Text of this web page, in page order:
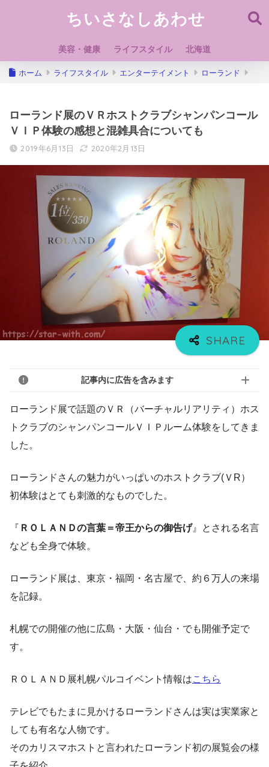
ちいさなしあわせ
美容・健康 ライフスタイル 北海道
ホーム ライフスタイル エンターテイメント ローランド
ローランド展のＶＲホストクラブシャンパンコール
ＶＩＰ体験の感想と混雑具合についても
2019年6月13日 2020年2月13日
記事内に広告を含みます
ローランド展で話題のＶＲ（バーチャルリアリティ）ホス
トクラブのシャンパンコールＶＩＰルーム体験をしてきま
した。
ローランドさんの魅力がいっぱいのホストクラブ(ＶR）
初体験はとても刺激的なものでした。
『 ＲＯＬＡＮＤの言葉＝帝王からの御告げ』とされる名言
なども全身で体験。
ローランド展は、東京・福岡・名古屋で、約６万人の来場
を記録。
札幌での開催の他に広島・大阪・仙台・でも開催予定で
す。
ＲＯＬＡＮＤ展札幌パルコイベント情報はこちら
テレビでもたまに見かけるローランドさんは実は実業家と
しても有名な人物です。
そのカリスマホストと言われたローランド初の展覧会の様